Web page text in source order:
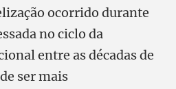
ocorrido durante
no ciclo da
entre as décadas de
ser mais